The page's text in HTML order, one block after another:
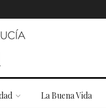
La Buena Vida